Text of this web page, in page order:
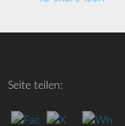
Seite teilen: